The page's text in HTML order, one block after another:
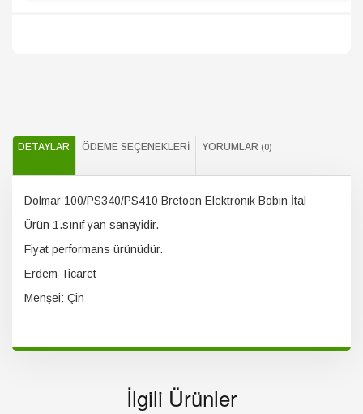
DETAYLAR ÖDEME SEÇENEKLERI YORUMLAR (0)
Dolmar 100/PS340/PS410 Bretoon Elektronik Bobin İtal
Ürün 1.sınıf yan sanayidir.
Fiyat performans ürünüdür.
Erdem Ticaret
Menşei: Çin
İlgili Ürünler